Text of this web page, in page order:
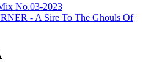
No.03-2023
- A Sire To The Ghouls Of